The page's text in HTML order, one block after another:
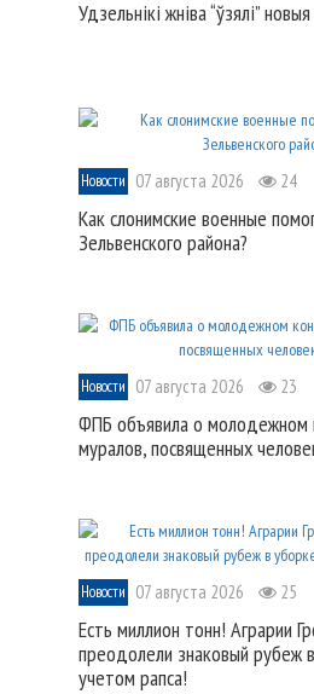
Удзельнікі жніва “ўзялі”
Новости 07 августа 2026 24
Как слонимские военные
Зельвенского района?
Новости 07 августа 2026 23
ФПБ объявила о молодежном
муралов, посвященных
Новости 07 августа 2026 25
Есть миллион тонн! Аграрии
преодолели знаковый рубеж
учетом рапса!